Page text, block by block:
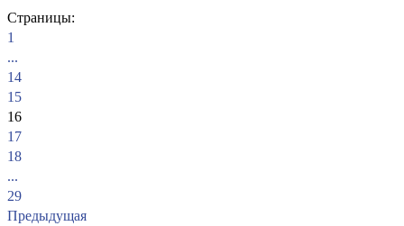
Страницы:
1
...
14
15
16
17
18
...
29
Предыдущая